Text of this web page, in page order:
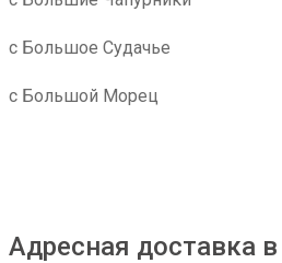
с Большое Судачье
с Большой Морец
Адресная доставка